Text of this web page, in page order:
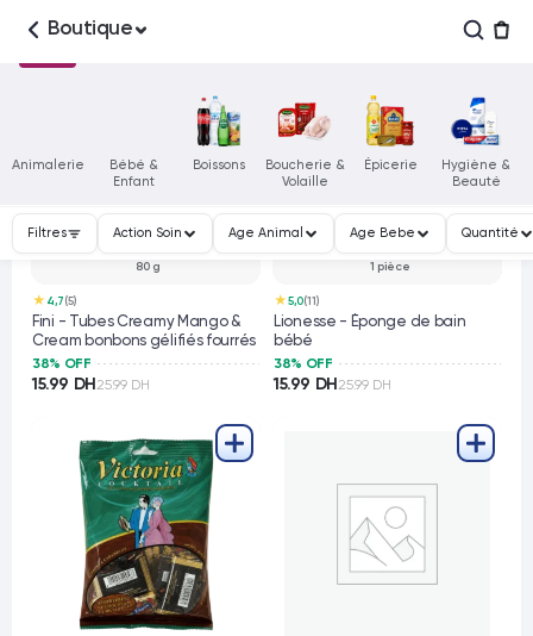
Boutique
Animalerie
Bébé &
Enfant
Boissons
Boucherie &
Volaille
Épicerie
Hygiène &
Beauté
Filtres Action Soin Age Animal Age Bebe Quantité
80 g
★ 4,7 (5)
Fini - Tubes Creamy Mango &
Cream bonbons gélifiés fourrés
38% OFF
15.99 DH 25.99 DH
1 pièce
★ 5,0(11)
Lionesse - Éponge de bain
bébé
38% OFF
15.99 DH 25.99 DH